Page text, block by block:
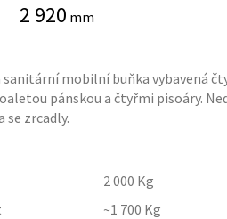
2 920 mm
mobilní buňka vybavená
pánskou a čtyřmi pisoáry.
se zrcadly.
2 000 Kg
~1 700 Kg